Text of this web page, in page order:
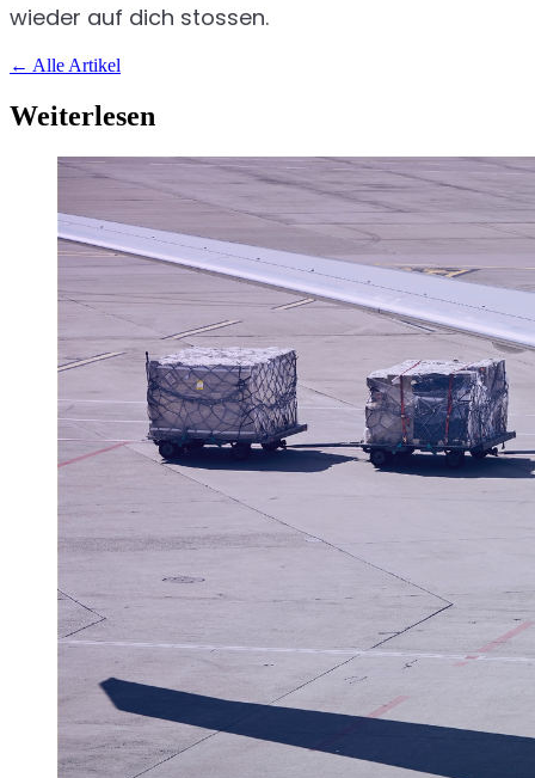
wieder auf dich stossen.
← Alle Artikel
Weiterlesen